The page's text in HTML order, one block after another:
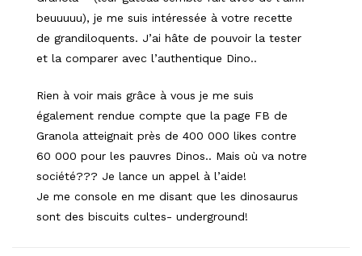
beuuuuu), je me suis intéressée à votre recette
de grandiloquents. J’ai hâte de pouvoir la tester
et la comparer avec l’authentique Dino..
Rien à voir mais grâce à vous je me suis
également rendue compte que la page FB de
Granola atteignait près de 400 000 likes contre
60 000 pour les pauvres Dinos.. Mais où va notre
société??? Je lance un appel à l’aide!
Je me console en me disant que les dinosaurus
sont des biscuits cultes- underground!